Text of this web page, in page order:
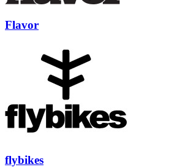
Flavor
flybikes